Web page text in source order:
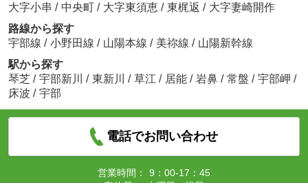
大字小串 / 中央町 / 大字東須恵 / 東梶返 / 大字妻崎開作
路線から探す
宇部線 / 小野田線 / 山陽本線 / 美祢線 / 山陽新幹線
駅から探す
琴芝 / 宇部新川 / 東新川 / 草江 / 居能 / 岩鼻 / 常盤 / 宇部岬 /
床波 / 宇部
電話でお問い合わせ
営業時間：
9：00-17：45